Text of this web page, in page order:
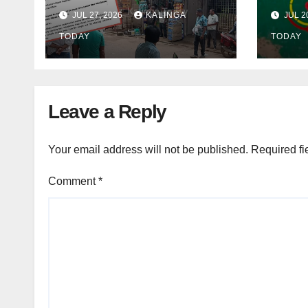
ପାଇଁ ଜିଲ୍ଲା ପ୍ରଶାସନକୁ
ଦାବି କଲେ ଅନିଲ
JUL 27, 2026 KALINGA
TODAY
ଓ
ଜେଲ
JUL
TODAY
Leave a Reply
Your email address will not be published. Required
Comment*